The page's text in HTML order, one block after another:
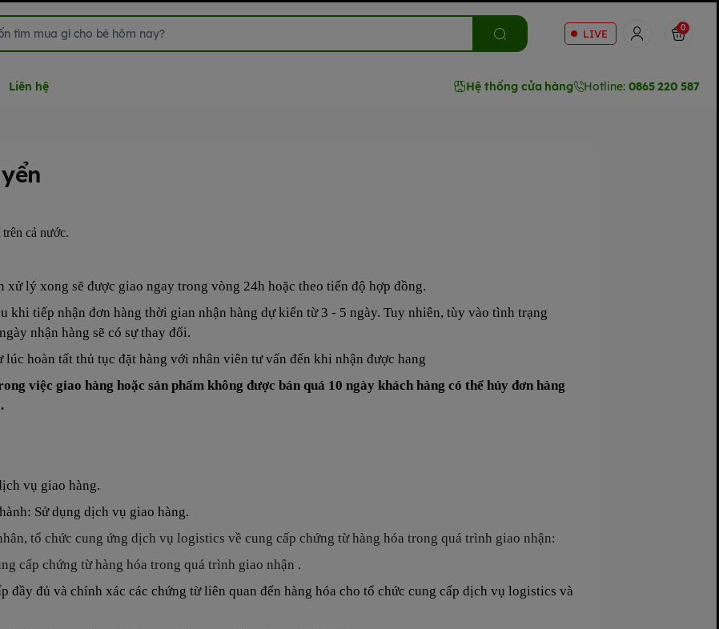
LIVE 0
Liên hệ Hệ thống cửa hàng Hotline: 0865 220 587
cả nước.
xử lý xong sẽ được giao ngay trong vòng 24h hoặc theo tiến độ hợp đồng.
khi tiếp nhận đơn hàng thời gian nhận hàng dự kiến từ 3 - 5 ngày. Tuy nhiên, tùy vào tình trạng
nhận hàng sẽ có sự thay đổi.
hoàn tất thủ tục đặt hàng với nhân viên tư vấn đến khi nhận được hang
việc giao hàng hoặc sản phẩm không được bán quá 10 ngày khách hàng có thể hủy đơn hàng
vụ giao hàng.
Sử dụng dịch vụ giao hàng.
tổ chức cung ứng dịch vụ logistics về cung cấp chứng từ hàng hóa trong quá trình giao nhận:
cấp chứng từ hàng hóa trong quá trình giao nhận .
đầy đủ và chính xác các chứng từ liên quan đến hàng hóa cho tổ chức cung cấp dịch vụ logistics và